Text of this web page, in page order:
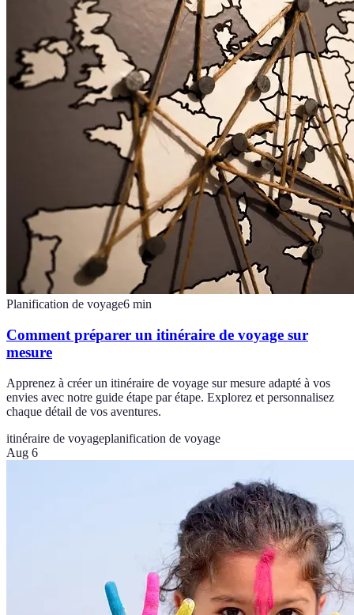
Planification de voyage6 min
Comment préparer un itinéraire de voyage sur
mesure
Apprenez à créer un itinéraire de voyage sur mesure adapté à vos
envies avec notre guide étape par étape. Explorez et personnalisez
chaque détail de vos aventures.
itinéraire de voyageplanification de voyage
Aug 6